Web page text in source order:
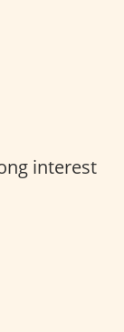
interest